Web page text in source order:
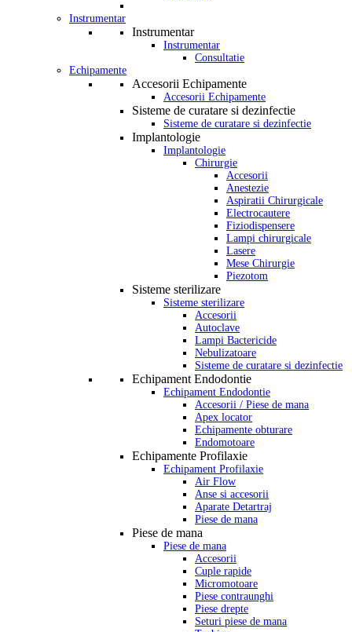
Instrumentar
Instrumentar
Instrumentar
Consultatie
Echipamente
Accesorii Echipamente
Accesorii Echipamente
Sisteme de curatare si dezinfectie
Sisteme de curatare si dezinfectie
Implantologie
Implantologie
Chirurgie
Accesorii
Anestezie
Aspiratii Chirurgicale
Electrocautere
Fiziodispensere
Lampi chirurgicale
Lasere
Mese Chirurgie
Piezotom
Sisteme sterilizare
Sisteme sterilizare
Accesorii
Autoclave
Lampi Bactericide
Nebulizatoare
Sisteme de curatare si dezinfectie
Echipament Endodontie
Echipament Endodontie
Accesorii / Piese de mana
Apex locator
Echipamente obturare
Endomotoare
Echipamente Profilaxie
Echipament Profilaxie
Air Flow
Anse si accesorii
Aparate Detartraj
Piese de mana
Piese de mana
Piese de mana
Accesorii
Cuple rapide
Micromotoare
Piese contraunghi
Piese drepte
Seturi piese de mana